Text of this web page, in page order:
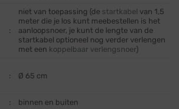
:
niet van toepassing (de startkabel van 1,5
meter die je los kunt meebestellen is het
aanloopsnoer, je kunt de lengte van de
startkabel optioneel nog verder verlengen
met een koppelbaar verlengsnoer)
: Ø 65 cm
:
binnen en buiten